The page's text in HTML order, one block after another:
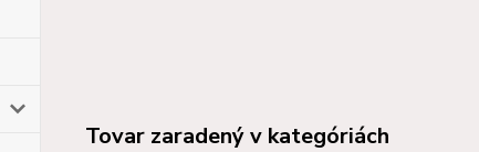
Tovar zaradený v kategóriách